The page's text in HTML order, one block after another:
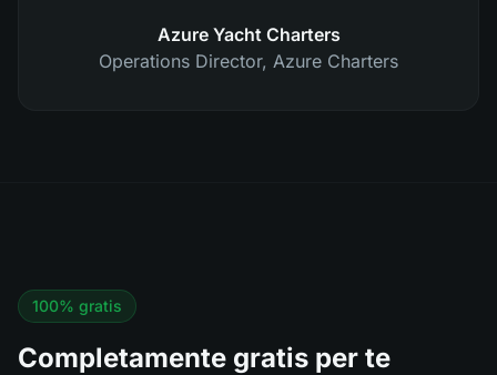
Azure Yacht Charters
Operations Director, Azure Charters
100% gratis
Completamente gratis per te